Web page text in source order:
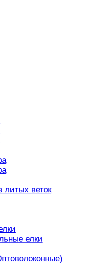
литых веток
елки